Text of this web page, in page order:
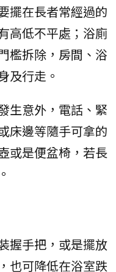
擺在長者常經過的
高低不平處；浴廁
檻拆除，房間、浴
及行走。
生意外，電話、緊
床邊等隨手可拿的
或是便盆椅，若長
握手把，或是擺放
也可降低在浴室跌